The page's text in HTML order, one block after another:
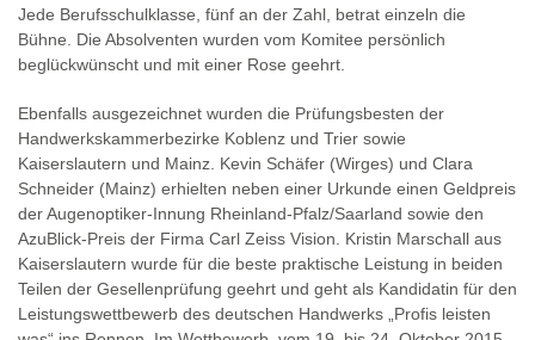
Jede Berufsschulklasse, fünf an der Zahl, betrat einzeln die
Bühne. Die Absolventen wurden vom Komitee persönlich
beglückwünscht und mit einer Rose geehrt.
Ebenfalls ausgezeichnet wurden die Prüfungsbesten der
Handwerkskammerbezirke Koblenz und Trier sowie
Kaiserslautern und Mainz. Kevin Schäfer (Wirges) und Clara
Schneider (Mainz) erhielten neben einer Urkunde einen Geldpreis
der Augenoptiker-Innung Rheinland-Pfalz/Saarland sowie den
AzuBlick-Preis der Firma Carl Zeiss Vision. Kristin Marschall aus
Kaiserslautern wurde für die beste praktische Leistung in beiden
Teilen der Gesellenprüfung geehrt und geht als Kandidatin für den
Leistungswettbewerb des deutschen Handwerks „Profis leisten